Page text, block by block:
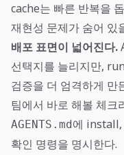
cache는 빠른 반복을
재현성 문제가 숨어 있
배포 표면이 넓어진다.
선택지를 늘리지만,
검증을 더 엄격하게 만
팀에서 바로 해볼 체크
AGENTS.md 에
확인 명령을 명시한다.